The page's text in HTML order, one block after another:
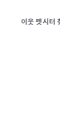
이웃 펫시터